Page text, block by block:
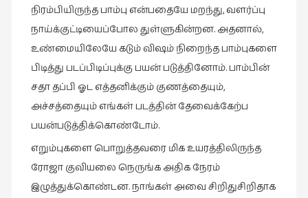
நிரம்பியிருந்த பாம்பு என்பதையே மறந்து, வளர்ப்பு
நாய்க்குட்டியைப்போல துள்ளுகின்றன. அதனால்,
உண்மையிலேயே கடும் விஷம் நிறைந்த பாம்புகளை
பிடித்து படப்பிடிப்புக்கு பயன் படுத்தினோம். பாம்பின்
சதா தப்பி ஓட எத்தனிக்கும் குணத்தையும்,
அச்சத்தையும் எங்கள் படத்தின் தேவைக்கேற்ப
பயன்படுத்திக்கொண்டோம்.
எறும்புகளை பொறுத்தவரை மிக உயரத்திலிருந்த
ரோஜா குவியலை நெருங்க அதிக நேரம்
இழுத்துக்கொண்டன. நாங்கள் அவை சிறிதுசிறிதாக